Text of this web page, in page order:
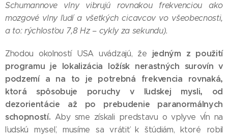
Schumannove vlny vibrujú rovnakou frekvenciou ako
mozgové vlny ľudí a všetkých cicavcov vo všeobecnosti,
a to: rýchlosťou 7,8 Hz – cykly za sekundu).
Zhodou okolností USA uvádzajú, že jedným z použití
programu je lokalizácia ložísk nerastných surovín v
podzemí a na to je potrebná frekvencia rovnaká,
ktorá spôsobuje poruchy v ľudskej mysli, od
dezorientácie až po prebudenie paranormálnych
schopností. Aby sme získali predstavu o vplyve vĺn na
ľudskú myseľ, musíme sa vrátiť k štúdiám, ktoré robil